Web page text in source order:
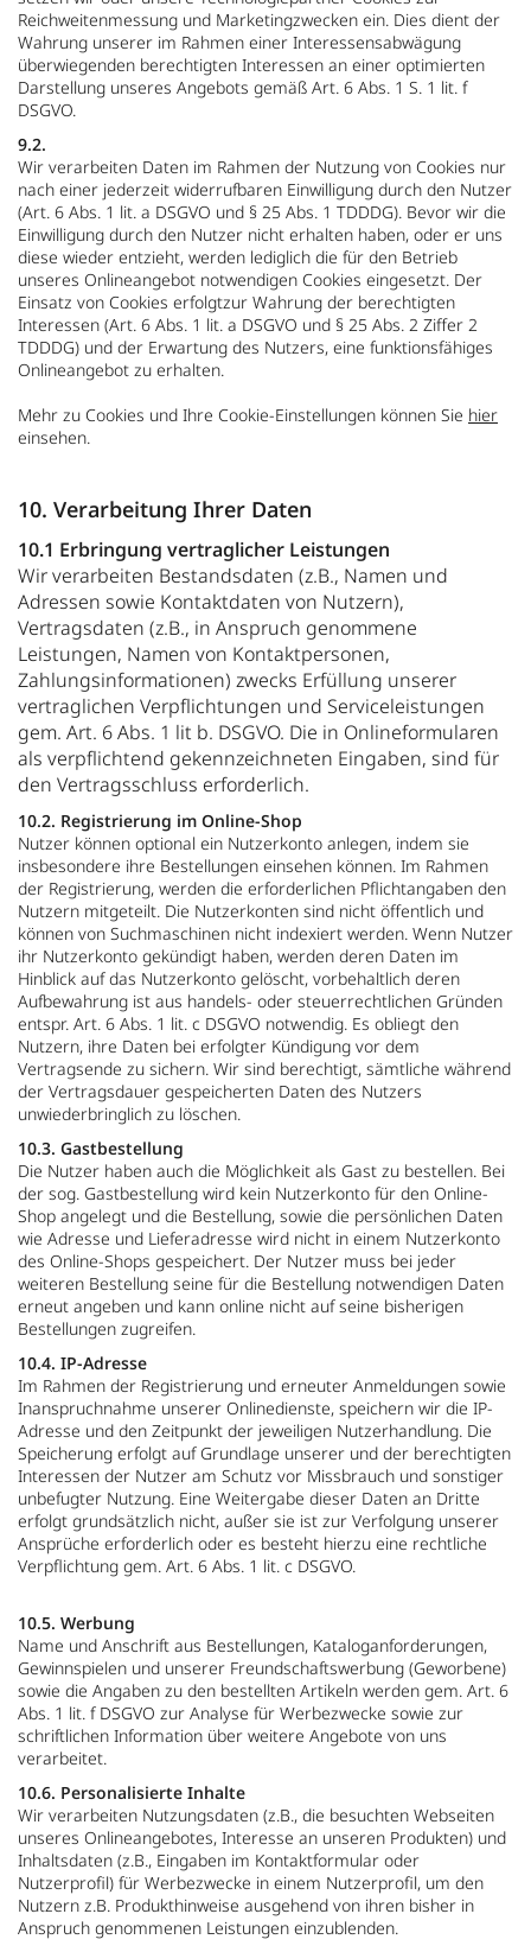
Reichweitenmessung und Marketingzwecken ein. Dies dient der
Wahrung unserer im Rahmen einer Interessensabwägung
überwiegenden berechtigten Interessen an einer optimierten
Darstellung unseres Angebots gemäß Art. 6 Abs. 1 S. 1 lit. f
DSGVO.
9.2.
Wir verarbeiten Daten im Rahmen der Nutzung von Cookies nur
nach einer jederzeit widerrufbaren Einwilligung durch den Nutzer
(Art. 6 Abs. 1 lit. a DSGVO und § 25 Abs. 1 TDDDG). Bevor wir die
Einwilligung durch den Nutzer nicht erhalten haben, oder er uns
diese wieder entzieht, werden lediglich die für den Betrieb
unseres Onlineangebot notwendigen Cookies eingesetzt. Der
Einsatz von Cookies erfolgtzur Wahrung der berechtigten
Interessen (Art. 6 Abs. 1 lit. a DSGVO und § 25 Abs. 2 Ziffer 2
TDDDG) und der Erwartung des Nutzers, eine funktionsfähiges
Onlineangebot zu erhalten.
Mehr zu Cookies und Ihre Cookie-Einstellungen können Sie hier
einsehen.
10. Verarbeitung Ihrer Daten
10.1 Erbringung vertraglicher Leistungen
Wir verarbeiten Bestandsdaten (z.B., Namen und
Adressen sowie Kontaktdaten von Nutzern),
Vertragsdaten (z.B., in Anspruch genommene
Leistungen, Namen von Kontaktpersonen,
Zahlungsinformationen) zwecks Erfüllung unserer
vertraglichen Verpflichtungen und Serviceleistungen
gem. Art. 6 Abs. 1 lit b. DSGVO. Die in Onlineformularen
als verpflichtend gekennzeichneten Eingaben, sind für
den Vertragsschluss erforderlich.
10.2. Registrierung im Online-Shop
Nutzer können optional ein Nutzerkonto anlegen, indem sie
insbesondere ihre Bestellungen einsehen können. Im Rahmen
der Registrierung, werden die erforderlichen Pflichtangaben den
Nutzern mitgeteilt. Die Nutzerkonten sind nicht öffentlich und
können von Suchmaschinen nicht indexiert werden. Wenn Nutzer
ihr Nutzerkonto gekündigt haben, werden deren Daten im
Hinblick auf das Nutzerkonto gelöscht, vorbehaltlich deren
Aufbewahrung ist aus handels- oder steuerrechtlichen Gründen
entspr. Art. 6 Abs. 1 lit. c DSGVO notwendig. Es obliegt den
Nutzern, ihre Daten bei erfolgter Kündigung vor dem
Vertragsende zu sichern. Wir sind berechtigt, sämtliche während
der Vertragsdauer gespeicherten Daten des Nutzers
unwiederbringlich zu löschen.
10.3. Gastbestellung
Die Nutzer haben auch die Möglichkeit als Gast zu bestellen. Bei
der sog. Gastbestellung wird kein Nutzerkonto für den Online-
Shop angelegt und die Bestellung, sowie die persönlichen Daten
wie Adresse und Lieferadresse wird nicht in einem Nutzerkonto
des Online-Shops gespeichert. Der Nutzer muss bei jeder
weiteren Bestellung seine für die Bestellung notwendigen Daten
erneut angeben und kann online nicht auf seine bisherigen
Bestellungen zugreifen.
10.4. IP-Adresse
Im Rahmen der Registrierung und erneuter Anmeldungen sowie
Inanspruchnahme unserer Onlinedienste, speichern wir die IP-
Adresse und den Zeitpunkt der jeweiligen Nutzerhandlung. Die
Speicherung erfolgt auf Grundlage unserer und der berechtigten
Interessen der Nutzer am Schutz vor Missbrauch und sonstiger
unbefugter Nutzung. Eine Weitergabe dieser Daten an Dritte
erfolgt grundsätzlich nicht, außer sie ist zur Verfolgung unserer
Ansprüche erforderlich oder es besteht hierzu eine rechtliche
Verpflichtung gem. Art. 6 Abs. 1 lit. c DSGVO.
10.5. Werbung
Name und Anschrift aus Bestellungen, Kataloganforderungen,
Gewinnspielen und unserer Freundschaftswerbung (Geworbene)
sowie die Angaben zu den bestellten Artikeln werden gem. Art. 6
Abs. 1 lit. f DSGVO zur Analyse für Werbezwecke sowie zur
schriftlichen Information über weitere Angebote von uns
verarbeitet.
10.6. Personalisierte Inhalte
Wir verarbeiten Nutzungsdaten (z.B., die besuchten Webseiten
unseres Onlineangebotes, Interesse an unseren Produkten) und
Inhaltsdaten (z.B., Eingaben im Kontaktformular oder
Nutzerprofil) für Werbezwecke in einem Nutzerprofil, um den
Nutzern z.B. Produkthinweise ausgehend von ihren bisher in
Anspruch genommenen Leistungen einzublenden.